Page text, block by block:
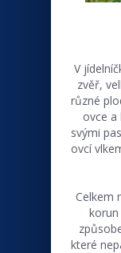
V
zvěř,
různé
ovce
svými
ovcí
Celkem
korun
které